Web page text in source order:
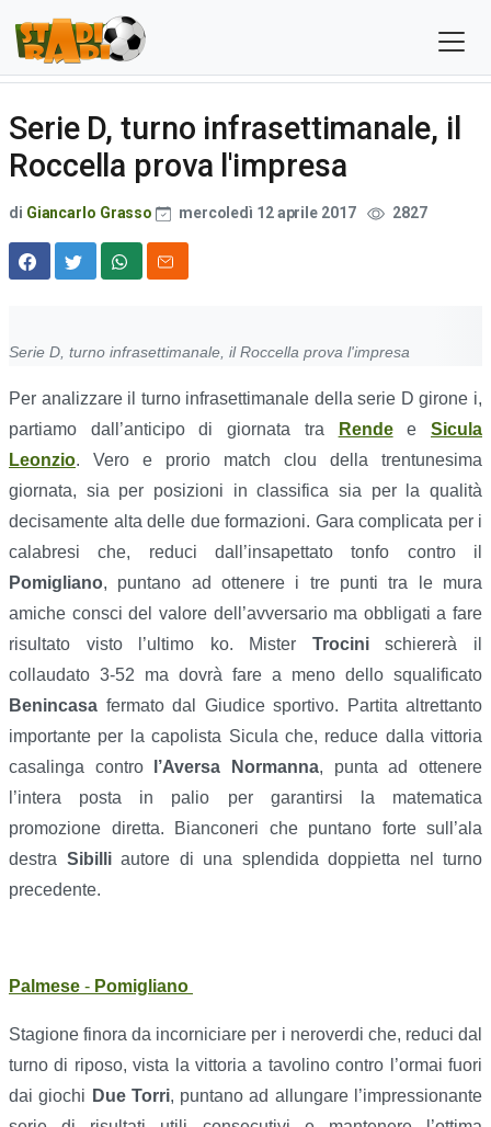
Serie D, turno infrasettimanale, il
Roccella prova l'impresa
di Giancarlo Grasso mercoledì 12 aprile 2017 2827
Serie D, turno infrasettimanale, il Roccella prova l'impresa
Per analizzare il turno infrasettimanale della serie D girone i,
partiamo dall’anticipo di giornata tra
RendeeSicula
Leonzio. Vero e prorio match clou della trentunesima
giornata, sia per posizioni in classifica sia per la qualità
decisamente alta delle due formazioni. Gara complicata per i
calabresi che, reduci dall’insapettato tonfo contro il
Pomigliano, puntano ad ottenere i tre punti tra le mura
amiche consci del valore dell’avversario ma obbligati a fare
risultato visto l’ultimo ko. Mister Trocinischiererà il
collaudato 3-52 ma dovrà fare a meno dello squalificato
Benincasa fermato dal Giudice sportivo. Partita altrettanto
importante per la capolista Sicula che, reduce dalla vittoria
casalinga contro
l’Aversa Normanna, punta ad ottenere
l’intera posta in palio per garantirsi la matematica
promozione diretta. Bianconeri che puntano forte sull’ala
destra Sibilliautore di una splendida doppietta nel turno
precedente.
Palmese - Pomigliano
Stagione finora da incorniciare per i neroverdi che, reduci dal
turno di riposo, vista la vittoria a tavolino contro l’ormai fuori
dai giochi Due Torri, puntano ad allungare l’impressionante